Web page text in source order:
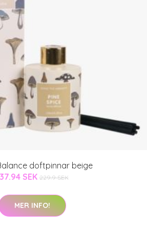
doftpinnar beige
SEK 229.9 SEK
MER INFO!